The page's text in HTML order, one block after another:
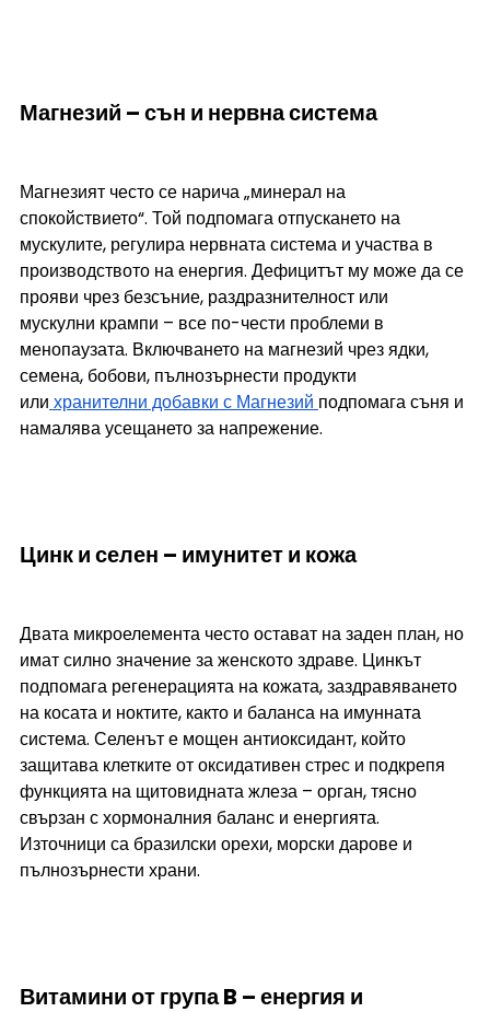
Магнезий – сън и нервна система
Магнезият често се нарича „минерал на
спокойствието“. Той подпомага отпускането на
мускулите, регулира нервната система и участва в
производството на енергия. Дефицитът му може да се
прояви чрез безсъние, раздразнителност или
мускулни крампи – все по-чести проблеми в
менопаузата. Включването на магнезий чрез ядки,
семена, бобови, пълнозърнести продукти
или хранителни добавки с Магнезий подпомага съня и
намалява усещането за напрежение.
Цинк и селен – имунитет и кожа
Двата микроелемента често остават на заден план, но
имат силно значение за женското здраве. Цинкът
подпомага регенерацията на кожата, заздравяването
на косата и ноктите, както и баланса на имунната
система. Селенът е мощен антиоксидант, който
защитава клетките от оксидативен стрес и подкрепя
функцията на щитовидната жлеза – орган, тясно
свързан с хормоналния баланс и енергията.
Източници са бразилски орехи, морски дарове и
пълнозърнести храни.
Витамини от група B – енергия и